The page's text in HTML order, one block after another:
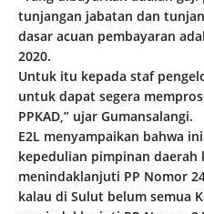
tunjangan jabatan dan
dasar acuan pembayaran
2020.
Untuk itu kepada staf
untuk dapat segera
PPKAD,” ujar Gumansalangi.
E2L menyampaikan bahwa
kepedulian pimpinan daerah
menindaklanjuti PP Nomor
kalau di Sulut belum semua